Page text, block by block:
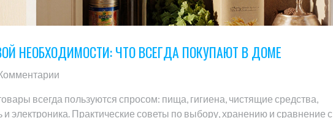
НЕОБХОДИМОСТИ: ЧТО ВСЕГДА ПОКУПАЮТ В ДОМЕ
всегда пользуются спросом: пища, гигиена, чистящие средства,
и электроника. Практические советы по выбору, хранению и сравнение с